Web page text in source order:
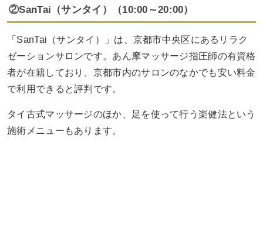
②SanTai（サンタイ）（10:00～20:00）
「SanTai（サンタイ）」は、京都市中央区にあるリラク
ゼーションサロンです。あん摩マッサージ指圧師の有資格
者が在籍しており、京都市内のサロンのなかでも安い料金
で利用できると評判です。
タイ古式マッサージのほか、足を使って行う楽健法という
施術メニューもあります。